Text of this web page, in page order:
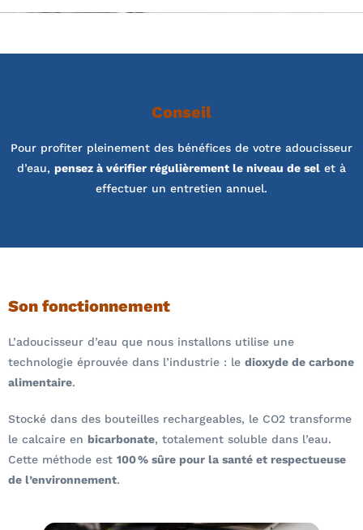
Conseil
Pour profiter pleinement des bénéfices de votre adoucisseur
d’eau, pensez à vérifier régulièrement le niveau de sel et à
effectuer un entretien annuel.
Son fonctionnement
L’adoucisseur d’eau que nous installons utilise une
technologie éprouvée dans l’industrie : le dioxyde de carbone
alimentaire.
Stocké dans des bouteilles rechargeables, le CO2 transforme
le calcaire en bicarbonate, totalement soluble dans l’eau.
Cette méthode est 100 % sûre pour la santé et respectueuse
de l’environnement.